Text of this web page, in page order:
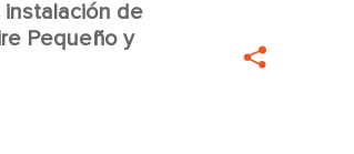
de
Pequeño y
